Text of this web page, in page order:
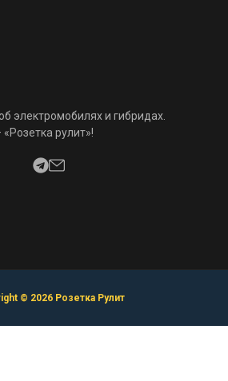
электромобилях и гибридах.
рулит»!
© 2026 Розетка Рулит